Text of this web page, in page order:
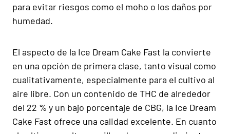
para evitar riesgos como el moho o los daños por
humedad.
El aspecto de la Ice Dream Cake Fast la convierte
en una opción de primera clase, tanto visual como
cualitativamente, especialmente para el cultivo al
aire libre. Con un contenido de THC de alrededor
del 22 % y un bajo porcentaje de CBG, la Ice Dream
Cake Fast ofrece una calidad excelente. En cuanto